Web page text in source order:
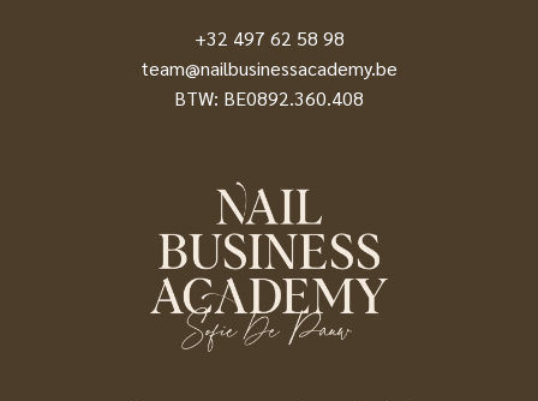
+32 497 62 58 98
team@nailbusinessacademy.be
BTW: BE0892.360.408